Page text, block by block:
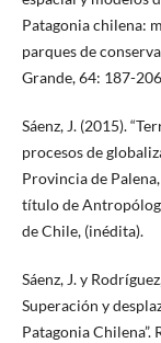
Patagonia chilena:
parques de
Grande, 64: 187-
Sáenz, J. (2015).
procesos de
Provincia de
título de
de Chile, (inédita).
Sáenz, J. y
Superación y
Patagonia Chilena”.